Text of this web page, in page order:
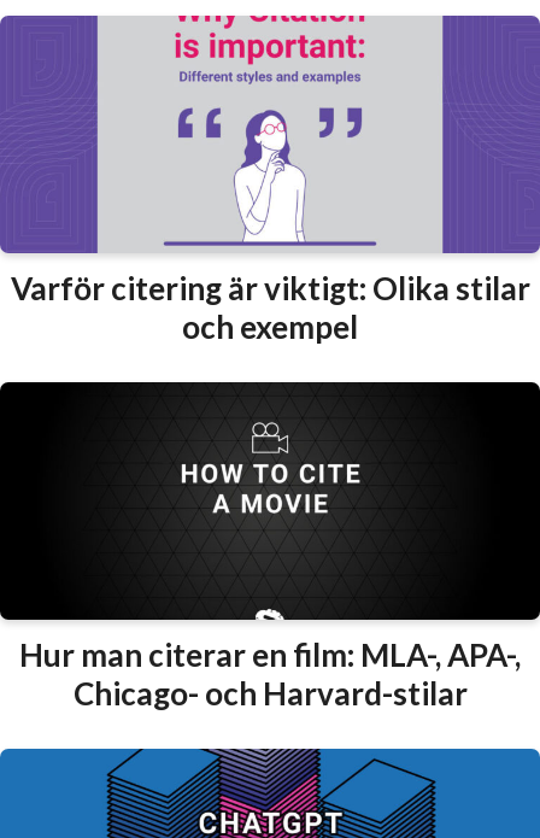
Varför citering är viktigt: Olika stilar
och exempel
Hur man citerar en film: MLA-, APA-,
Chicago- och Harvard-stilar